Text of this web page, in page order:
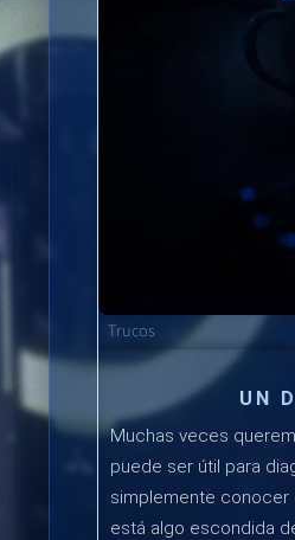
Trucos
UN
Muchas veces
puede ser útil para
simplemente conocer
está algo escondida